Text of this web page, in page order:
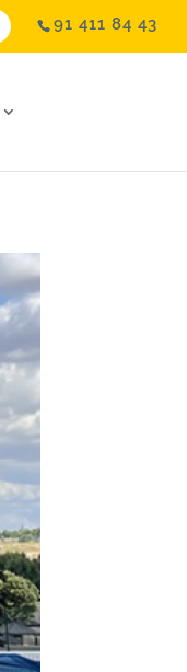
91 411 84 43